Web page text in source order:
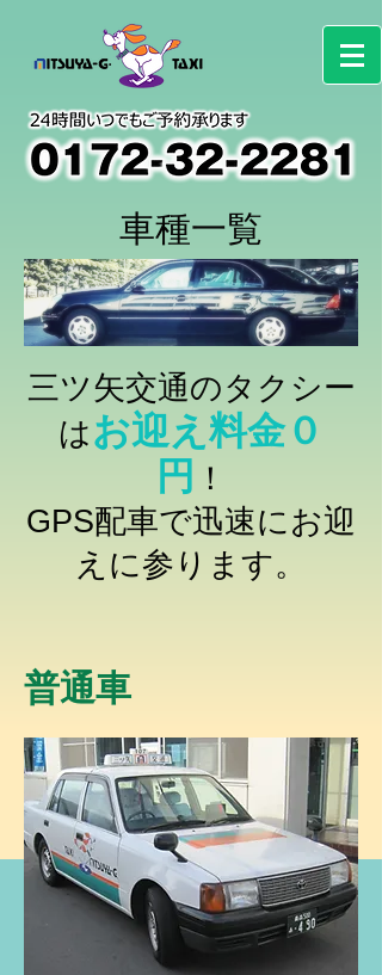
車種一覧
三ツ矢交通のタクシー
はお迎え料金０
円 ！
GPS配車で迅速にお迎
えに参ります。
​普通車